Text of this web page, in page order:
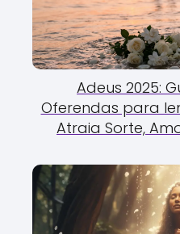
Adeus 2025:
Oferendas para
Atraia Sorte,